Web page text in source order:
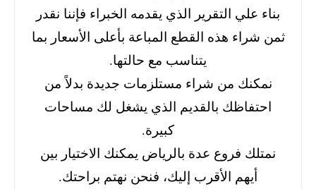
بناء علي التقرير الذي يقدمه الخبراء فإننا نقدر
ثمن شراء هذه القطع المباعة بأعلى الأسعار بما
يتناسب مع حالتها.
نمكنك من شراء مستلزمات جديدة بدلاً من
احتفاظك بالقديم الذي يشغل لك مساحات
كبيرة.
نمتلك فروع عدة بالرياض يمكنك الاختيار بين
أيهم الأقرب إليك، فنحن نهتم براحتك.